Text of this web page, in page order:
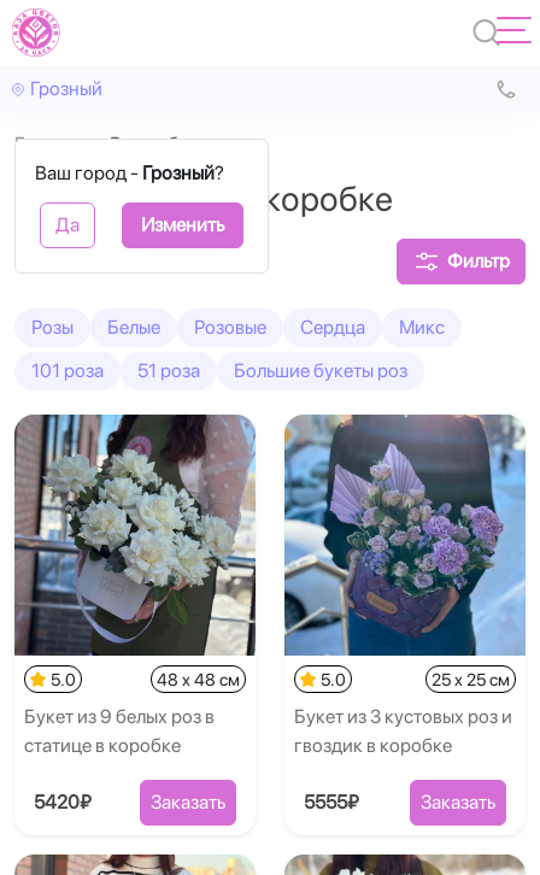
Грозный
Ваш город - Грозный?
Да Изменить
Главная В коробках
Розы в шляпной коробке
Фильтр
Розы Белые Розовые Сердца
Микс
101 роза
51 роза Большие букеты роз
5.0 48 x 48 см
Букет из 9 белых роз в
статице в коробке
5420₽ Заказать
5.0 25 x 25 см
Букет из 3 кустовых роз и
гвоздик в коробке
5555₽ Заказать